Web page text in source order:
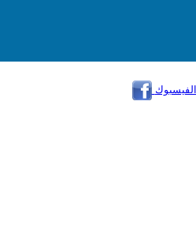
الفيسبوك